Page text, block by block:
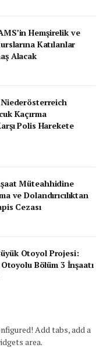
Hemşirelik ve
Katılanlar
Alacak
Niederösterreich
Kaçırma
Polis Harekete
Müteahhidine
ve Dolandırıcılıktan
Cezası
Otoyol Projesi:
Bölüm 3 İnşaatı
Add tabs, add a
area.